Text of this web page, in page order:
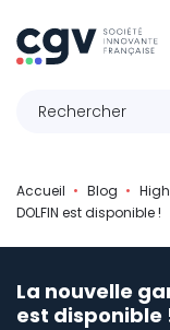
Accueil Blog
DOLFIN est disponible !
La nouvelle
est disponible